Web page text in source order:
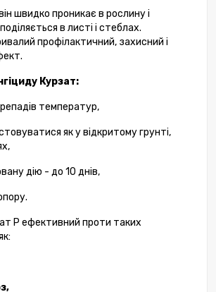
швидко проникає в рослину і
в листі і стеблах.
профілактичний, захисний і
Курзат:
температур,
як у відкритому грунті,
дію - до 10 днів,
Р ефективний проти таких